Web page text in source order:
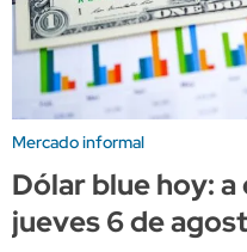
Mercado informal
Dólar blue hoy:
jueves 6 de